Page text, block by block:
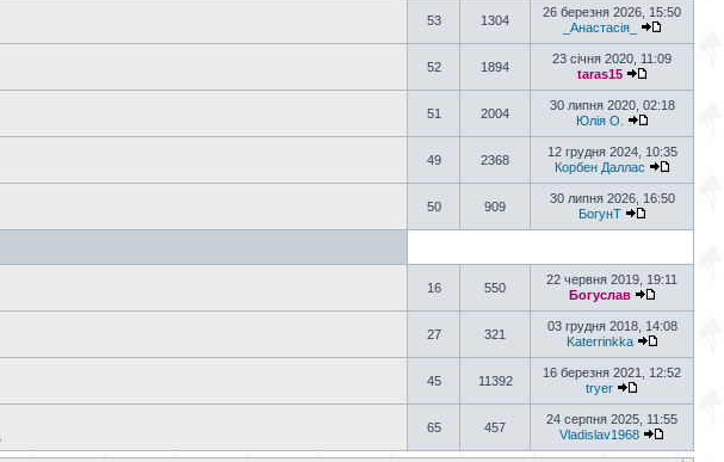
53 1304
26 березня 2026, 15:50
_Анастасія_
52 1894
23 січня 2020, 11:09
taras15
51 2004
30 липня 2020, 02:18
Юлія О.
49 2368
12 грудня 2024, 10:35
Корбен Даллас
50 909
30 липня 2026, 16:50
БогунТ
16 550
22 червня 2019, 19:11
Богуслав
27 321
03 грудня 2018, 14:08
Katerrinkka
45 11392
16 березня 2021, 12:52
tryer
65 457
24 серпня 2025, 11:55
Vladislav1968